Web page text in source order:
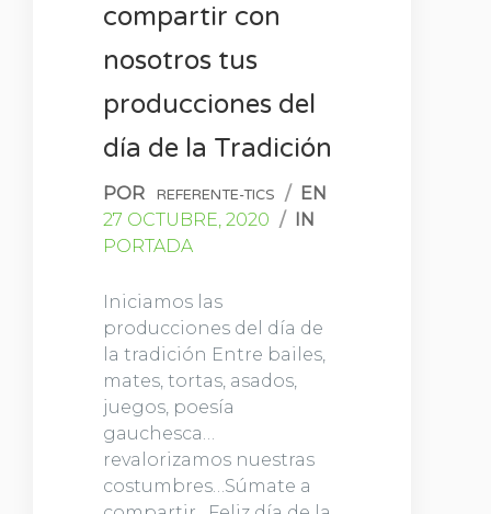
compartir con
nosotros tus
producciones del
día de la Tradición
POR REFERENTE-TICS / EN
27 OCTUBRE, 2020 / IN
PORTADA
Iniciamos las
producciones del día de
la tradición Entre bailes,
mates, tortas, asados,
juegos, poesía
gauchesca…
revalorizamos nuestras
costumbres…Súmate a